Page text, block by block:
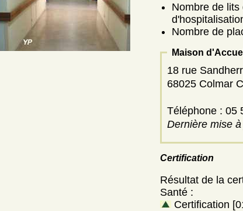
Nombre de
Nombre de
Maison
18 rue Sandherr
68025 Colmar
Dernière mise
Certification
Résultat de la
Santé :
Certification